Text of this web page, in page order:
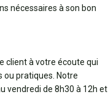
nécessaires à son bon
client à votre écoute qui
ou pratiques. Notre
vendredi de 8h30 à 12h et